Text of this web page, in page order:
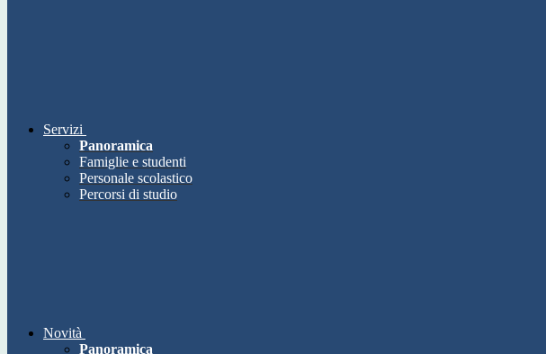
Servizi
Panoramica
Famiglie e studenti
Personale scolastico
Percorsi di studio
Novità
Panoramica